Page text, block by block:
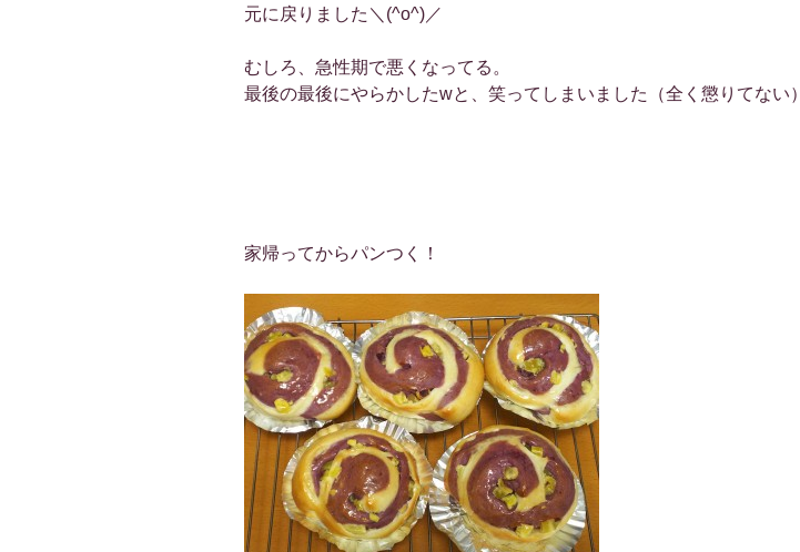
元に戻りました＼(^o^)／
むしろ、急性期で悪くなってる。
最後の最後にやらかしたwと、笑ってしまいました（全く懲りてない）
家帰ってからパンつく！